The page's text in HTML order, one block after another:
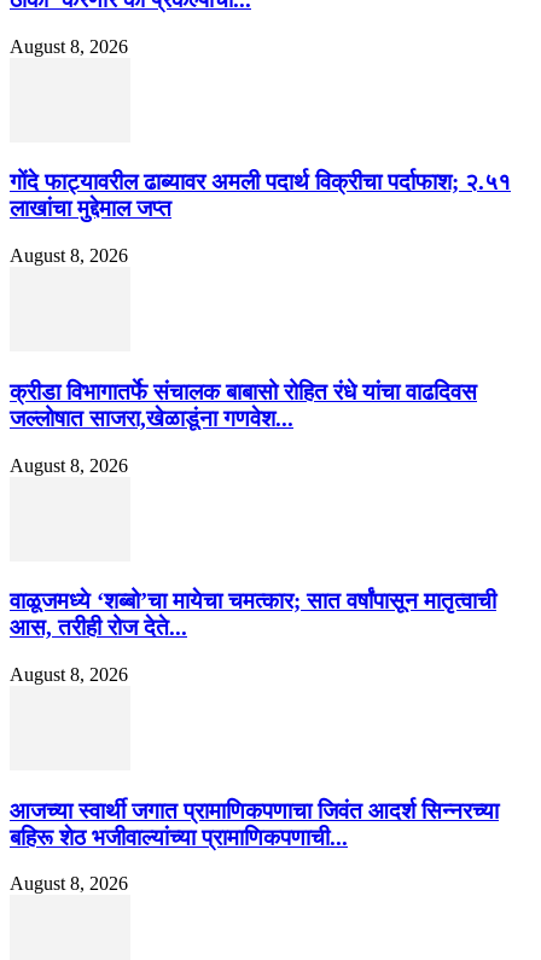
August 8, 2026
गोंदे फाट्यावरील ढाब्यावर अमली पदार्थ विक्रीचा पर्दाफाश; २.५१
लाखांचा मुद्देमाल जप्त
August 8, 2026
क्रीडा विभागातर्फे संचालक बाबासो रोहित रंधे यांचा वाढदिवस
जल्लोषात साजरा,खेळाडूंना गणवेश...
August 8, 2026
वाळूजमध्ये ‘शब्बो’चा मायेचा चमत्कार; सात वर्षांपासून मातृत्वाची
आस, तरीही रोज देते...
August 8, 2026
आजच्या स्वार्थी जगात प्रामाणिकपणाचा जिवंत आदर्श सिन्नरच्या
बहिरू शेठ भजीवाल्यांच्या प्रामाणिकपणाची...
August 8, 2026